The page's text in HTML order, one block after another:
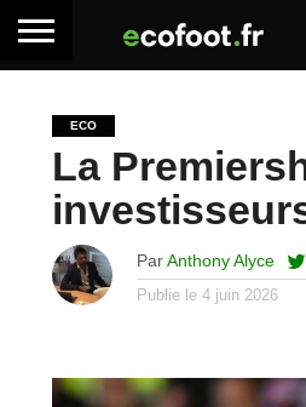
ECO
La
ParAnthony Alyce
Publie le 4 juin 2026